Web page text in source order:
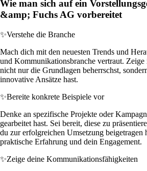
Wie man sich auf ein
&amp; Fuchs AG vorbereitet
✨Verstehe die Branche
Mach dich mit den neuesten Trends und
und Kommunikationsbranche vertraut. Zeige
nicht nur die Grundlagen beherrschst,
innovative Ansätze hast.
✨Bereite konkrete Beispiele vor
Denke an spezifische Projekte oder
gearbeitet hast. Sei bereit, diese zu
du zur erfolgreichen Umsetzung beigetragen
praktische Erfahrung und dein Engagement.
✨Zeige deine Kommunikationsfähigkeiten